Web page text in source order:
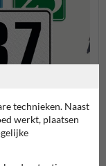
technieken. Naast
werkt, plaatsen